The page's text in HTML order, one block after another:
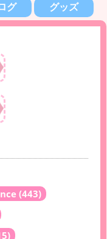
グ グッズ
(443)